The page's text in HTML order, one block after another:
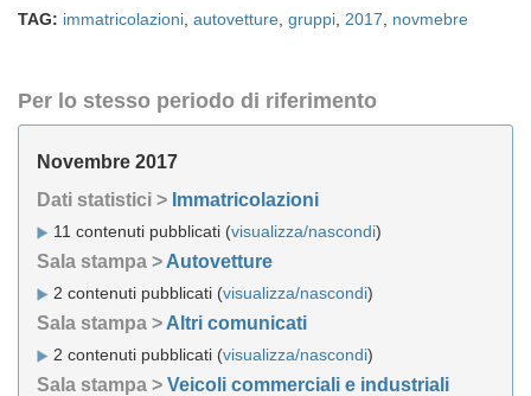
TAG: immatricolazioni autovetture gruppi 2017 novmebre
Per lo stesso periodo di riferimento
Novembre 2017
Dati statistici > Immatricolazioni
11 contenuti pubblicati (visualizza/nascondi)
Sala stampa > Autovetture
2 contenuti pubblicati (visualizza/nascondi)
Sala stampa > Altri comunicati
2 contenuti pubblicati (visualizza/nascondi)
Sala stampa > Veicoli commerciali e industriali